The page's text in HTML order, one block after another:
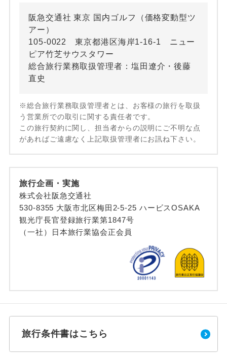
阪急交通社 東京 国内ゴルフ（価格変動型ツ
アー）
105-0022 東京都港区海岸1-16-1 ニュー
ピア竹芝サウスタワー
総合旅行業務取扱管理者：塩田遼介・後藤
直史
※総合旅行業務取扱管理者とは、お客様の旅行を取扱
う営業所での取引に関する責任者です。
この旅行契約に関し、担当者からの説明にご不明な点
があればご遠慮なく上記取扱管理者にお訊ね下さい。
旅行企画・実施
株式会社阪急交通社
530-8355 大阪市北区梅田2-5-25 ハービスOSAKA
観光庁長官登録旅行業第1847号
（一社）日本旅行業協会正会員
旅行条件書はこちら